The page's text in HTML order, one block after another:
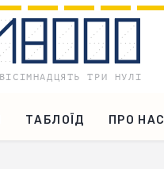
ТАБЛОЇД ПРО НАС